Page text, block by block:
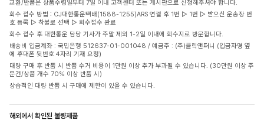
교환/반품은 상품수령일부터 7일 이내 고객센터 또는 게시판으로 신청해주셔야 합니다.
회수 접수 방법 : CJ대한통운택배(1588-1255)ARS 연결 후 1번 ▷ 1번 ▷ 받으신 운송장 번
호 등록 ▷ 착불로 선택 ▷ 회수접수 완료
회수 접수 후 대한통운 담당 기사가 주말 제외 1-2일 이내에 회수지로 방문합니다.
배송비 입금계좌 : 국민은행 512637-01-001048 / 예금주 : (주)클릭앤퍼니 (입금자명 옆
에 휴대폰 뒷번호 4자리 기재 요청)
대량 구매 후 반품 시 반품 수거 비용이 1만원 이상 추가 부과될 수 있습니다. (30만원 이상 주
문건/상품 개수 70% 이상 반품 시)
상습적인 대량 반품 시 구매에 제한이 있을 수 있습니다.
해외에서 확인된 불량제품